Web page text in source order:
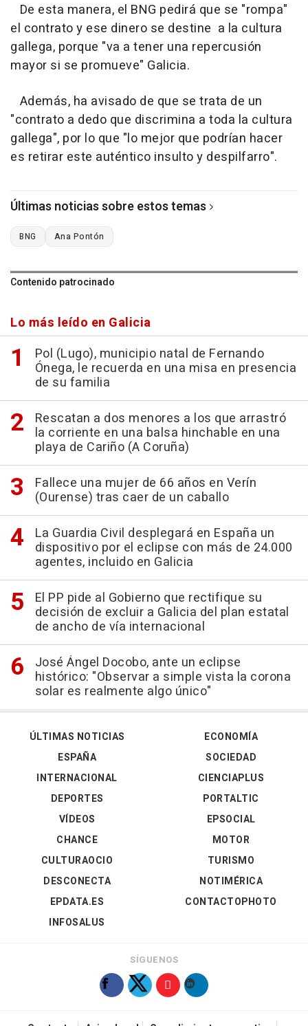
De esta manera, el BNG pedirá que se "rompa"
el contrato y ese dinero se destine a la cultura
gallega, porque "va a tener una repercusión
mayor si se promueve" Galicia.
Además, ha avisado de que se trata de un
"contrato a dedo que discrimina a toda la cultura
gallega", por lo que "lo mejor que podrían hacer
es retirar este auténtico insulto y despilfarro".
Últimas noticias sobre estos temas
BNG Ana Pontón
Contenido patrocinado
Lo más leído en Galicia
Pol (Lugo), municipio natal de Fernando
Ónega, le recuerda en una misa en presencia
de su familia
Rescatan a dos menores a los que arrastró
la corriente en una balsa hinchable en una
playa de Cariño (A Coruña)
Fallece una mujer de 66 años en Verín
(Ourense) tras caer de un caballo
La Guardia Civil desplegará en España un
dispositivo por el eclipse con más de 24.000
agentes, incluido en Galicia
El PP pide al Gobierno que rectifique su
decisión de excluir a Galicia del plan estatal
de ancho de vía internacional
José Ángel Docobo, ante un eclipse
histórico: "Observar a simple vista la corona
solar es realmente algo único"
ÚLTIMAS NOTICIAS
ESPAÑA
INTERNACIONAL
DEPORTES
VÍDEOS
ECONOMÍA
SOCIEDAD
CIENCIAPLUS
PORTALTIC
EPSOCIAL
CHANCE
CULTURAOCIO
DESCONECTA
EPDATA.ES
INFOSALUS
MOTOR
TURISMO
NOTIMÉRICA
CONTACTOPHOTO
SÍGUENOS